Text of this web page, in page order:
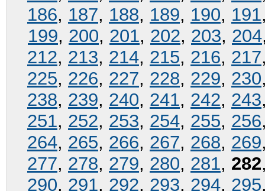
186, 187, 188, 189, 190, 191
199, 200, 201, 202, 203, 204
212, 213, 214, 215, 216, 217
225, 226, 227, 228, 229, 230
238, 239, 240, 241, 242, 243
251, 252, 253, 254, 255, 256
264, 265, 266, 267, 268, 269
277, 278, 279, 280, 281, 282
290, 291, 292, 293, 294, 295